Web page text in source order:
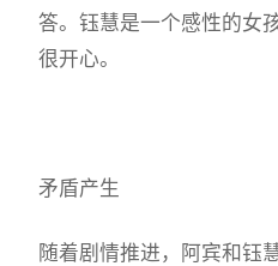
答。钰慧是一个感性的女
很开心。
矛盾产生
随着剧情推进，阿宾和钰